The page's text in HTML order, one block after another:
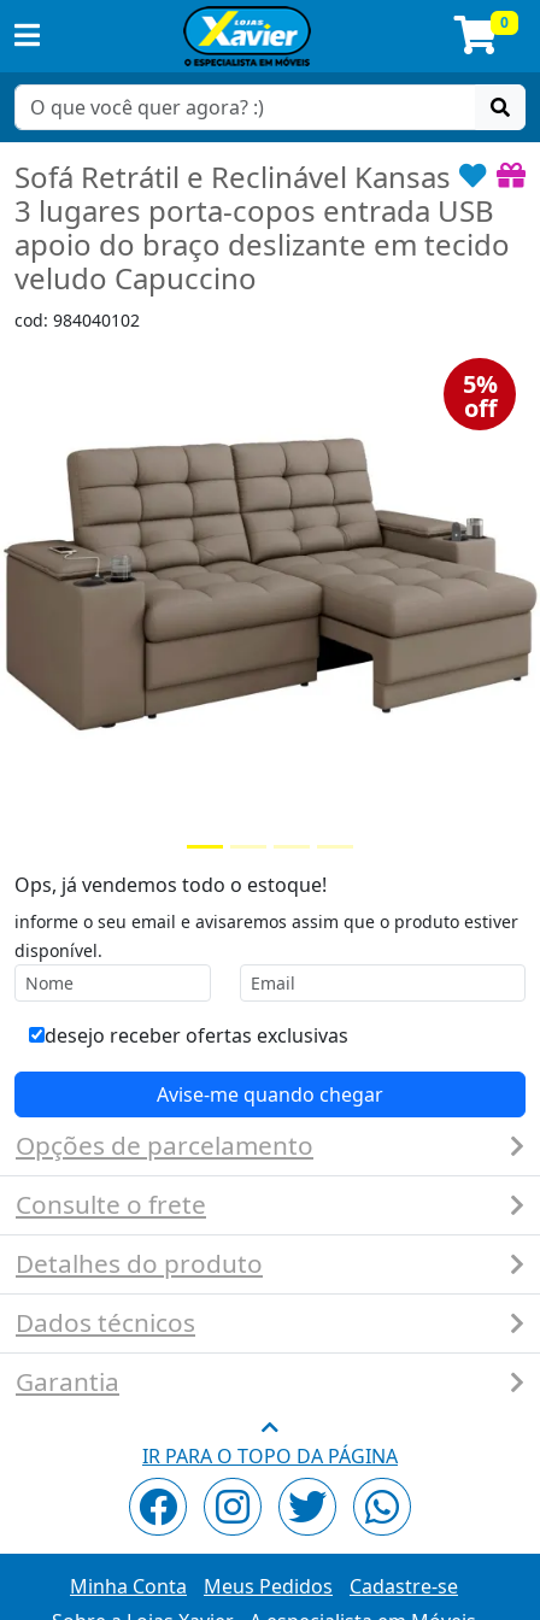
0
Sofá Retrátil e Reclinável Kansas
3 lugares porta-copos entrada USB
apoio do braço deslizante em tecido
veludo Capuccino
cod: 984040102
5%
off
Ops, já vendemos todo o estoque!
informe o seu email e avisaremos assim que o produto estiver
disponível.
desejo receber ofertas exclusivas
Avise-me quando chegar
Opções de parcelamento
Consulte o frete
Detalhes do produto
Dados técnicos
Garantia
IR PARA O TOPO DA PÁGINA
Minha Conta Meus Pedidos
Cadastre-se